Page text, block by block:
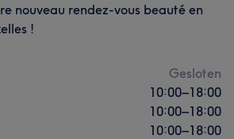
nouveau rendez-vous beauté en
!
Gesloten
10:00–18:00
10:00–18:00
10:00–18:00